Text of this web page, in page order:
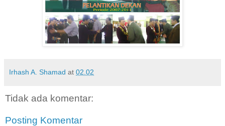
Irhash A. Shamad at 02.02
Tidak ada komentar:
Posting Komentar